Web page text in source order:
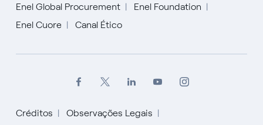
Enel Global Procurement
Enel Foundation
Enel Cuore
Canal Ético
Créditos Observações Legais